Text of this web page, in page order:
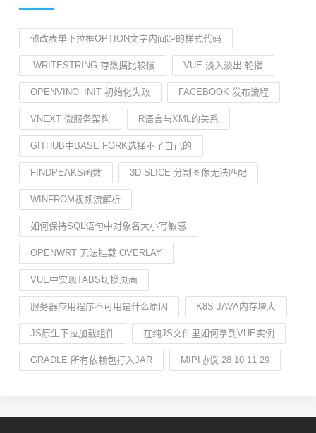
修改表单下拉框OPTION文字内间距的样式代码
.WRITESTRING 存数据比较慢 VUE 淡入淡出 轮播
OPENVINO_INIT 初始化失败 FACEBOOK 发布流程
VNEXT 微服务架构 R语言与XML的关系
GITHUB中BASE FORK选择不了自己的
FINDPEAKS函数 3D SLICE 分割图像无法匹配
WINFROM视频流解析
如何保持SQL语句中对象名大小写敏感
OPENWRT 无法挂载 OVERLAY
VUE中实现TABS切换页面
服务器应用程序不可用是什么原因 K8S JAVA内存增大
JS原生下拉加载组件 在纯JS文件里如何拿到VUE实例
GRADLE 所有依赖包打入JAR MIPI协议 28 10 11 29